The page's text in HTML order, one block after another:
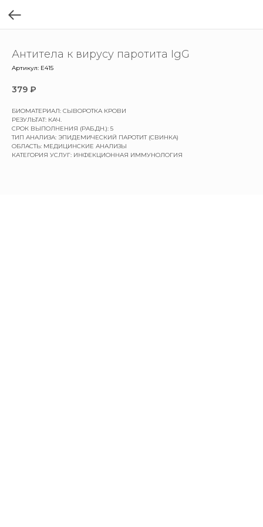
Антитела к вирусу паротита IgG
Артикул: E415
379 ₽
БИОМАТЕРИАЛ: СЫВОРОТКА КРОВИ
РЕЗУЛЬТАТ: КАЧ.
СРОК ВЫПОЛНЕНИЯ (РАБ.ДН.): 5
ТИП АНАЛИЗА: ЭПИДЕМИЧЕСКИЙ ПАРОТИТ (СВИНКА)
ОБЛАСТЬ: МЕДИЦИНСКИЕ АНАЛИЗЫ
КАТЕГОРИЯ УСЛУГ: ИНФЕКЦИОННАЯ ИММУНОЛОГИЯ